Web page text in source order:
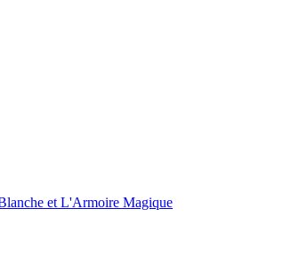
et L'Armoire Magique